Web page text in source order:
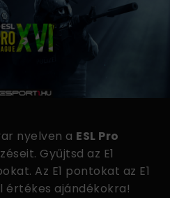
nyelven a ESL Pro
Gyűjtsd az E1
Az E1 pontokat az E1
értékes ajándékokra!